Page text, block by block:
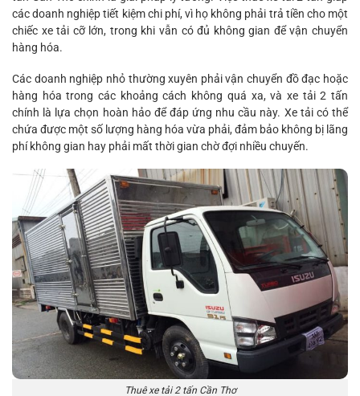
các doanh nghiệp tiết kiệm chi phí, vì họ không phải trả tiền cho một
chiếc xe tải cỡ lớn, trong khi vẫn có đủ không gian để vận chuyển
hàng hóa.
Các doanh nghiệp nhỏ thường xuyên phải vận chuyển đồ đạc hoặc
hàng hóa trong các khoảng cách không quá xa, và xe tải 2 tấn
chính là lựa chọn hoàn hảo để đáp ứng nhu cầu này. Xe tải có thể
chứa được một số lượng hàng hóa vừa phải, đảm bảo không bị lãng
phí không gian hay phải mất thời gian chờ đợi nhiều chuyến.
Thuê xe tải 2 tấn Cần Thơ